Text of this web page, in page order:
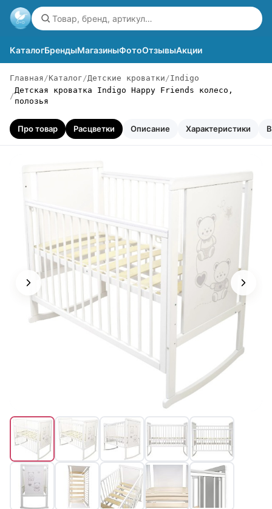
КаталогБрендыМагазиныФотоОтзывыАкции
Главная Каталог Детские кроватки
Indigo
Детская кроватка Indigo Happy Friends колесо,
полозья
Про товар Расцветки Описание Характеристики